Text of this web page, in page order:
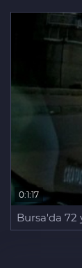
0:1:17
Bursa'da 72